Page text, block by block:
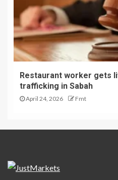
Restaurant worker gets
trafficking in Sabah
April 24, 2026 Fmt